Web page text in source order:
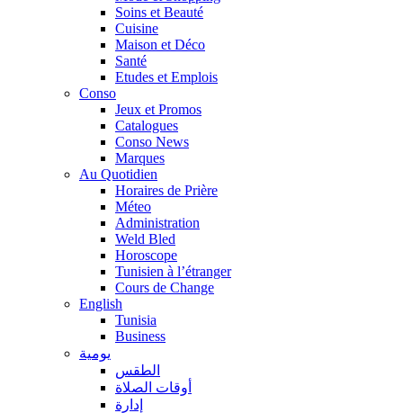
Soins et Beauté
Cuisine
Maison et Déco
Santé
Etudes et Emplois
Conso
Jeux et Promos
Catalogues
Conso News
Marques
Au Quotidien
Horaires de Prière
Méteo
Administration
Weld Bled
Horoscope
Tunisien à l’étranger
Cours de Change
English
Tunisia
Business
يومية
الطقس
أوقات الصلاة
إدارة